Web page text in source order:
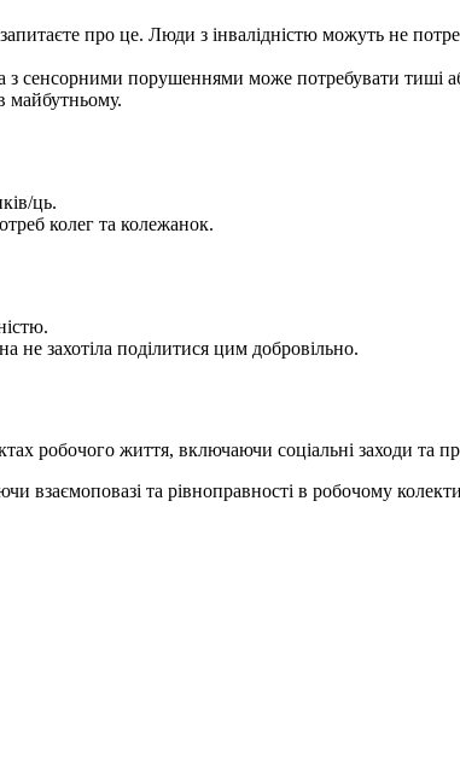
про це. Люди з інвалідністю можуть не
порушеннями може потребувати тиші
майбутньому.
ць.
колег та колежанок.
захотіла поділитися цим добровільно.
робочого життя, включаючи соціальні заходи та
взаємоповазі та рівноправності в робочому